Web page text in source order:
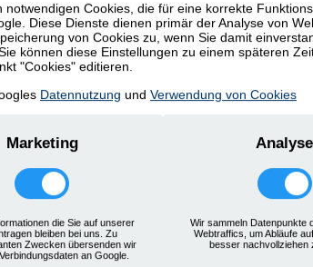
Typ S610-M18, 4000 x 8444 x 1100 mm, 2 Böden,
aus Drahtschweißgitter, Ladefläche 1250 X 610 mm,
Cookies, die für eine korrekte
Diese Dienste dienen primär der Analyse von
von Cookies zu, wenn Sie damit
können diese Einstellungen zu einem späteren
"Cookies" editieren.
Datennutzung und Verwendung von Cookies
Marketing
die Sie auf unserer
bleiben bei uns. Zu
Zwecken übersenden wir
an Google.
Analyse
Wir sammeln Datenpunkte
Webtraffics, um Abläufe
besser nachvollziehen